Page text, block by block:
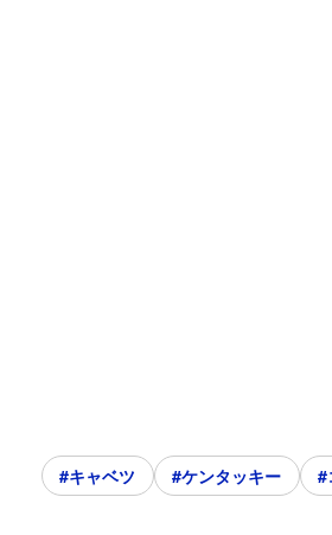
#キャベツ #ケンタッキー #